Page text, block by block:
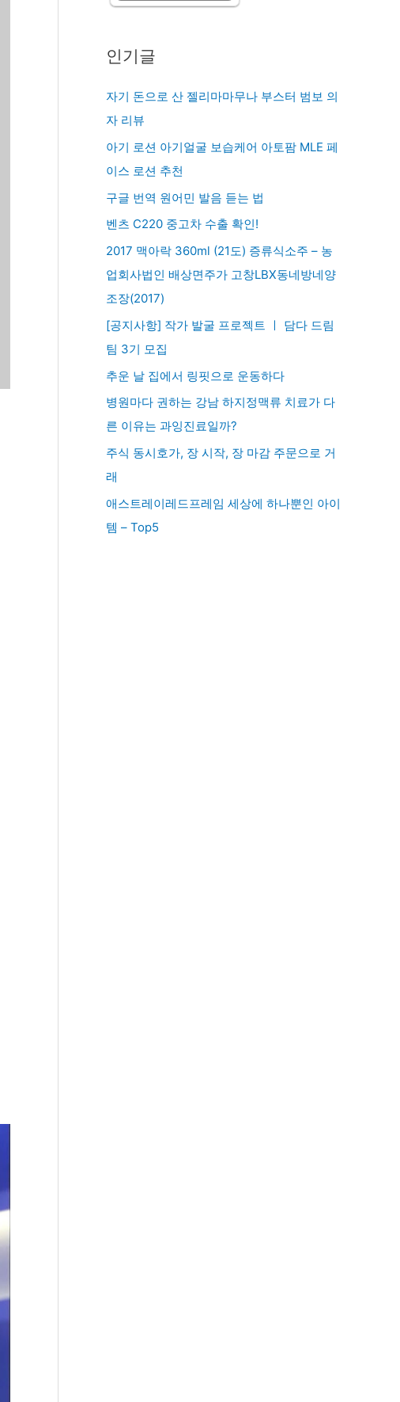
인기글
자기 돈으로 산 젤리마마무나 부스터 범보 의
자 리뷰
아기 로션 아기얼굴 보습케어 아토팜 MLE 페
이스 로션 추천
구글 번역 원어민 발음 듣는 법
벤츠 C220 중고차 수출 확인!
2017 맥아락 360ml (21도) 증류식소주 – 농
업회사법인 배상면주가 고창LBX동네방네양
조장(2017)
[공지사항] 작가 발굴 프로젝트 ㅣ 담다 드림
팀 3기 모집
추운 날 집에서 링핏으로 운동하다
병원마다 권하는 강남 하지정맥류 치료가 다
른 이유는 과잉진료일까?
주식 동시호가, 장 시작, 장 마감 주문으로 거
래
애스트레이레드프레임 세상에 하나뿐인 아이
템 – Top5